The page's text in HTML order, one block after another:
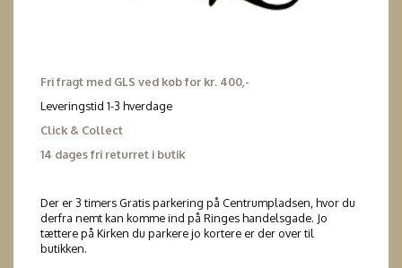
Fri fragt med GLS ved køb for kr. 400,-
Leveringstid 1-3 hverdage
Click & Collect
14 dages fri returret i butik
Der er 3 timers Gratis parkering på Centrumpladsen, hvor du
derfra nemt kan komme ind på Ringes handelsgade. Jo
tættere på Kirken du parkere jo kortere er der over til
butikken.